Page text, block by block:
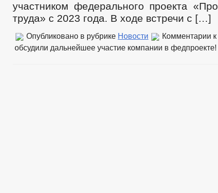
участником федерального проекта
труда» с 2023 года. В ходе встречи с […]
Опубликовано в рубрике Новости Комментарии
обсудили дальнейшее участие компании в федпроекте!